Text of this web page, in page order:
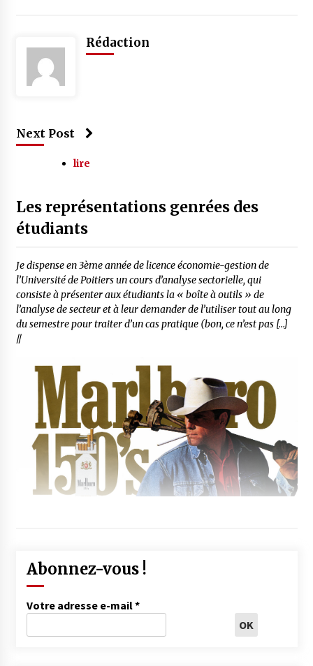
Rédaction
Next Post
lire
Les représentations genrées des
étudiants
Je dispense en 3ème année de licence économie-gestion de
l’Université de Poitiers un cours d’analyse sectorielle, qui
consiste à présenter aux étudiants la « boîte à outils » de
l’analyse de secteur et à leur demander de l’utiliser tout au long
du semestre pour traiter d’un cas pratique (bon, ce n’est pas […]
//
Abonnez-vous !
Votre adresse e-mail*